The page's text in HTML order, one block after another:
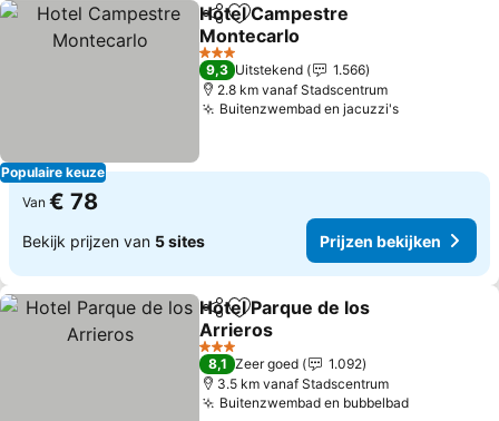
Populaire keuze
DelenToevoegen aan favorieten
Hotel Campestre
Montecarlo
3 Sterren
9,3 Uitstekend
1.566
2.8 km vanaf Stadscentrum
Buitenzwembad en jacuzzi's
Van € 78
Bekijk prijzen van 5 sites Prijzen bekijken
DelenToevoegen aan favorieten
Hotel Parque de los
Arrieros
3 Sterren
8,1 Zeer goed
1.092
3.5 km vanaf Stadscentrum
Buitenzwembad en bubbelbad